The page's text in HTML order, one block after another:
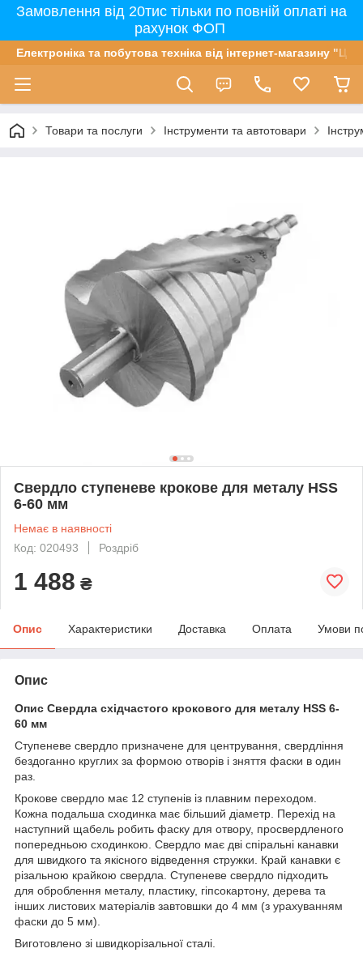
Замовлення від 20тис тільки по повній оплаті на
рахунок ФОП
Електроніка та побутова техніка від інтернет-магазину
Товари та послуги Інструменти та автотовари
Свердло ступеневе крокове для металу HSS
6-60 мм
Немає в наявності
Код: 020493
Роздріб
1 488 ₴
Опис Характеристики Доставка Оплата Умови
Опис
Опис Свердла східчастого крокового для металу HSS 6-
60 мм
Ступеневе свердло призначене для центрування, свердління
бездоганно круглих за формою отворів і зняття фаски в один
раз.
Крокове свердло має 12 ступенів із плавним переходом.
Кожна подальша сходинка має більший діаметр. Перехід на
наступний щабель робить фаску для отвору, просвердленого
попередньою сходинкою. Свердло має дві спіральні канавки
для швидкого та якісного відведення стружки. Край канавки є
різальною крайкою свердла. Ступеневе свердло підходить
для оброблення металу, пластику, гіпсокартону, дерева та
інших листових матеріалів завтовшки до 4 мм (з урахуванням
фаски до 5 мм).
Виготовлено зі швидкорізальної сталі.